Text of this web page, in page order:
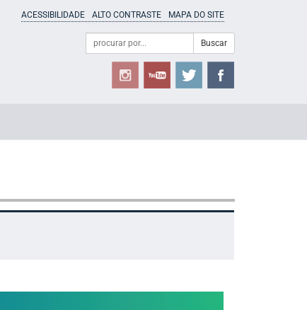
ACESSIBILIDADE ALTO CONTRASTE MAPA DO SITE
Formulário
Busca
Campo
de
Buscar